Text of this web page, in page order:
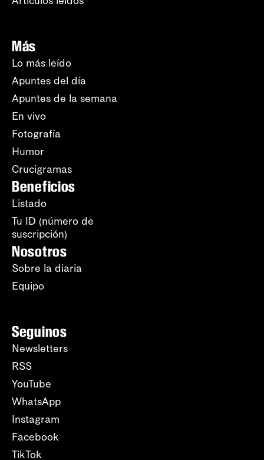
Más
Lo más leído
Apuntes del día
Apuntes de la semana
En vivo
Fotografía
Humor
Crucigramas
Beneficios
Listado
Tu ID (número de
suscripción)
Nosotros
Sobre la diaria
Equipo
Seguinos
Newsletters
RSS
YouTube
WhatsApp
Instagram
Facebook
TikTok